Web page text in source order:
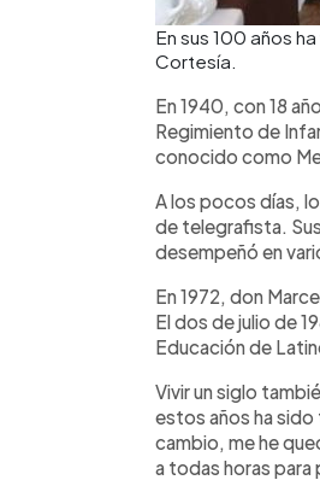
En sus 100 años
Cortesía.
En 1940, con 18
Regimiento de
conocido como
A los pocos días,
de telegrafista.
desempeñó en
En 1972, don
El dos de julio de
Educación de
Vivir un siglo
estos años ha
cambio, me he
a todas horas para